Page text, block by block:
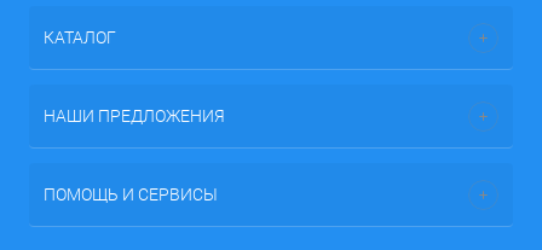
КАТАЛОГ
НАШИ ПРЕДЛОЖЕНИЯ
ПОМОЩЬ И СЕРВИСЫ